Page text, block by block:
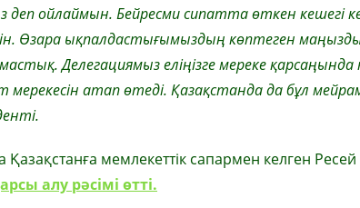
ойлаймын. Бейресми сипатта өткен кешегі
Өзара ықпалдастығымыздың көптеген
Делегациямыз еліңізге мереке қарсаңында
атап өтеді. Қазақстанда да бұл
Қазақстанға мемлекеттік сапармен келген
алу рәсімі өтті.